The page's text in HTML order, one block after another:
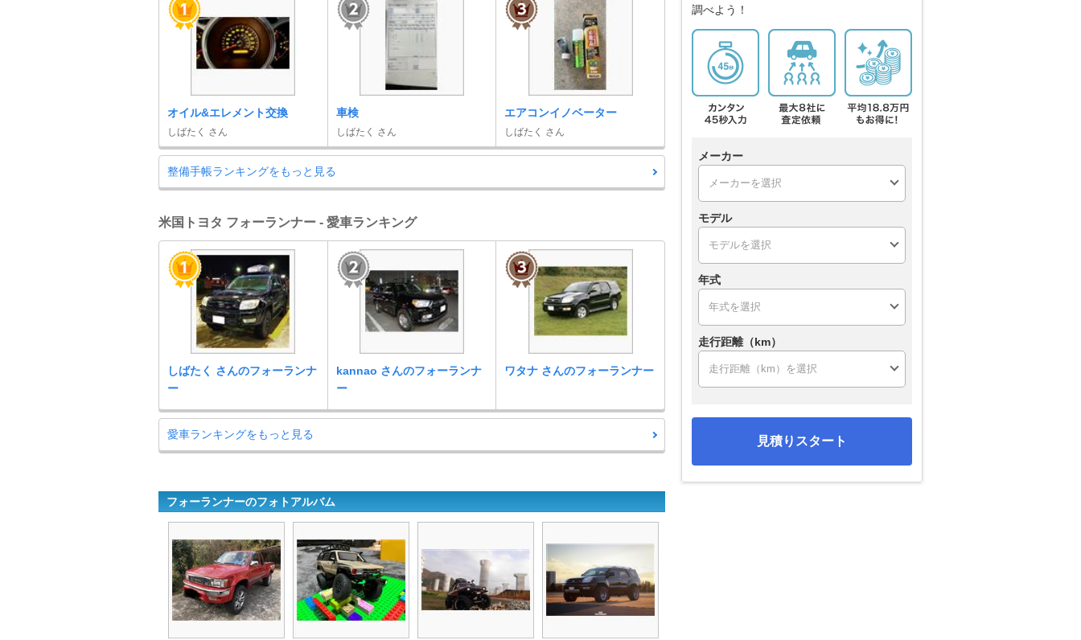
オイル&エレメント交換
しばたく さん
車検
しばたく さん
エアコンイノベーター
しばたく さん
整備手帳ランキングをもっと見る
米国トヨタ フォーランナー - 愛車ランキング
しばたく さんのフォーランナ
ー
kannao さんのフォーランナ
ー
ワタナ さんのフォーランナー
愛車ランキングをもっと見る
フォーランナーのフォトアルバム
調べよう！
メーカー
モデル
年式
走行距離（km）
見積りスタート